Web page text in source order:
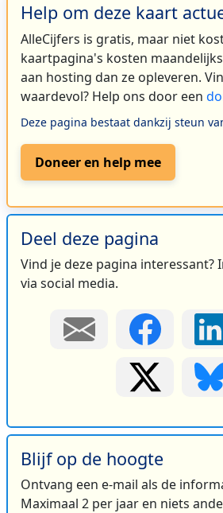
Help om deze kaart
AlleCijfers is gratis, maar niet
kaartpagina's kosten
aan hosting dan ze opleveren.
waardevol? Help ons door een
Deze pagina bestaat dankzij steun
Doneer en help mee
Deel deze pagina
Vind je deze pagina interessant?
via social media.
Blijf op de hoogte
Ontvang een e-mail als de
Maximaal 2 per jaar en niets